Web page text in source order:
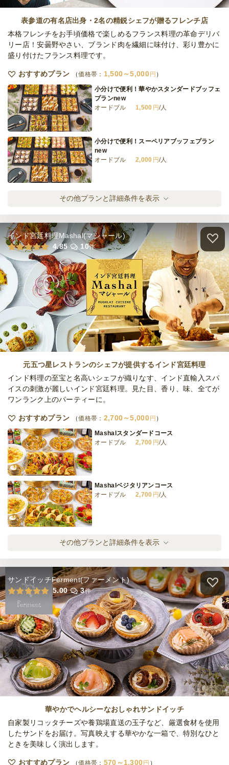
全てのプランを見る（5件）
オードブル
締切 2日前12時
※定休日を除く営業日換算
定休日 日・祝
締切 2日前12時
※定休日を除く営業日換算
定休日 日・祝
最低ご注文金額 66,000円
表参道の有名店出身・2名の精鋭シェフが贈るフレンチ店
本格フレンチをお手頃価格で楽しめるフランス料理の革命デリバ
リー店！安曇野やさい、ブランド肉を繊細に味付け、彩り豊かに
盛り付けたフランス料理です。
おすすめプラン 価格帯： 1,500～5,000 円
小分けで便利！華やかスタンダードブッフェ
プランnew
オードブル
1,500 円/人
小分けで便利！スーペリアブッフェプラン
new
オードブル
2,000 円/人
小分けで便利！豪華なラグジュアリーブッフ
ェプランnew
小分けで便利！プラチナブッフェプラン
オードブル
2,500円/人
小分けで便利！黒毛和牛のゴールデンプラン
オードブル
4,000円/人
2人のシェフのスタンダード 個食コースnew
2人のシェフのラグジュアリー 個食コース
オードブル
4,000円
オードブル
20,000円
締切
2日前14時
最低ご注文金額 150,000円
その他プランと詳細条件を表示
インド宮廷料理Mashal(マシャール)
4.85
10件
元五つ星レストランのシェフが提供するインド宮廷料理
インド料理の至宝と名高いシェフが織りなす、インド直輸入スパ
イスの刺激が麗しいインド宮廷料理。見た目、香り、味、全てが
ワンランク上のパーティーに。
おすすめプラン 価格帯： 2,700～5,000 円
Mashalスタンダードコース
オードブル
2,700 円/人
Mashalベジタリアンコース
オードブル
2,700 円/人
Mashalシェフズコース
オードブル
3,500円/人
Mashalスペシャリテコース
オードブル
5,000円/人
全てのプランを見る（4件）
オードブル
締切 3日前12時
※定休日を除く営業日換算
定休日 日・土・祝
その他プランと詳細条件を表示
サンドイッチFerment(ファーメント)
5.00
3件
華やかでヘルシーなおしゃれサンドイッチ
自家製リコッタチーズや養鶏場直送の玉子など、厳選食材を使用
したサンドをお届け。写真映えする華やかな一箱で、特別なひと
ときを美味しく演出します。
おすすめプラン 価格帯： 570～1,300円